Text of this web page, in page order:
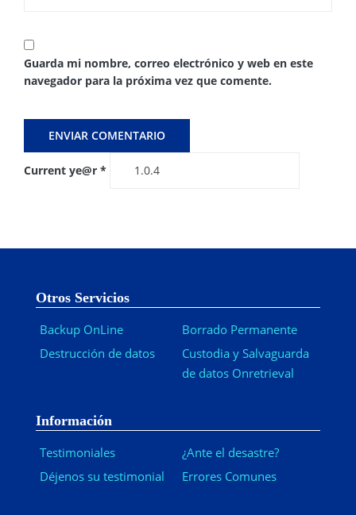
Guarda mi nombre, correo electrónico y web en este
navegador para la próxima vez que comente.
Current ye@r *
Otros Servicios
Backup OnLine
Destrucción de datos
Borrado Permanente
Custodia y Salvaguarda
de datos Onretrieval
Información
Testimoniales
Déjenos su testimonial
¿Ante el desastre?
Errores Comunes